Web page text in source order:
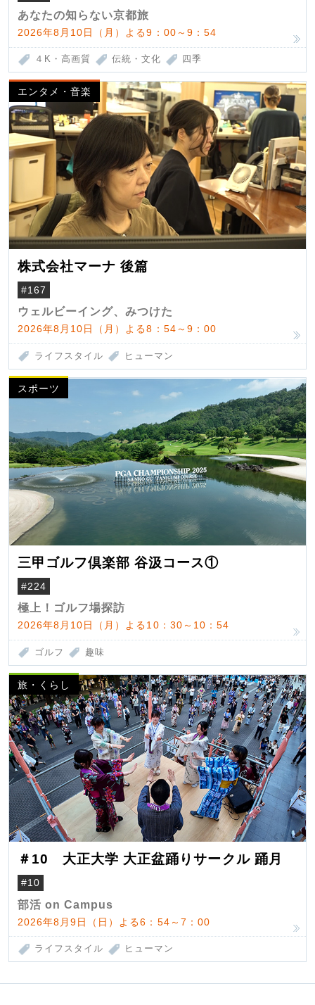
あなたの知らない京都旅
2026年8月10日（月）よる9：00～9：54
４K・高画質 伝統・文化 四季
エンタメ・音楽
株式会社マーナ 後篇
#167
ウェルビーイング、みつけた
2026年8月10日（月）よる8：54～9：00
ライフスタイル ヒューマン
スポーツ
三甲ゴルフ倶楽部 谷汲コース①
#224
極上！ゴルフ場探訪
2026年8月10日（月）よる10：30～10：54
ゴルフ 趣味
旅・くらし
＃10 大正大学 大正盆踊りサークル 踊月
#10
部活 on Campus
2026年8月9日（日）よる6：54～7：00
ライフスタイル ヒューマン